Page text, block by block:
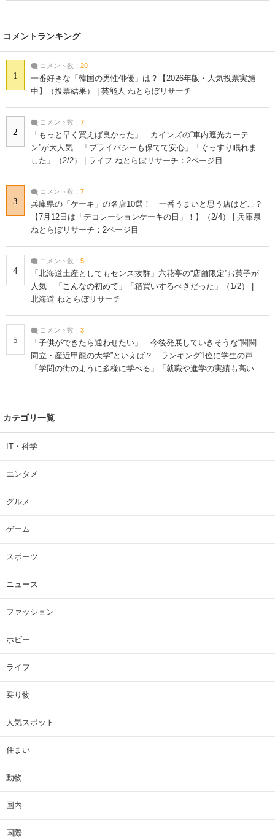
コメントランキング
1
コメント数： 20
一番好きな「韓国の男性俳優」は？【2026年版・人気投票実施
中】（投票結果） | 芸能人 ねとらぼリサーチ
2
コメント数： 7
「もっと早く買えば良かった」 カインズの“車内遮光カーテ
ン”が大人気 「プライバシーも保てて安心」「ぐっすり眠れま
した」（2/2） | ライフ ねとらぼリサーチ：2ページ目
3
コメント数： 7
兵庫県の「ケーキ」の名店10選！ 一番うまいと思う店はどこ？
【7月12日は「デコレーションケーキの日」！】（2/4） | 兵庫県
ねとらぼリサーチ：2ページ目
4
コメント数： 5
「北海道土産としてもセンス抜群」六花亭の“店舗限定”お菓子が
人気 「こんなの初めて」「箱買いするべきだった」（1/2） |
北海道 ねとらぼリサーチ
5
コメント数： 3
「子供ができたら通わせたい」 今後発展していきそうな“関関
同立・産近甲龍の大学”といえば？ ランキング1位に学生の声
「学問の街のように多様に学べる」「就職や進学の実績も高い」
| 大学 ねとらぼリサーチ
カテゴリ一覧
IT・科学
エンタメ
グルメ
ゲーム
スポーツ
ニュース
ファッション
ホビー
ライフ
乗り物
人気スポット
住まい
動物
国内
国際